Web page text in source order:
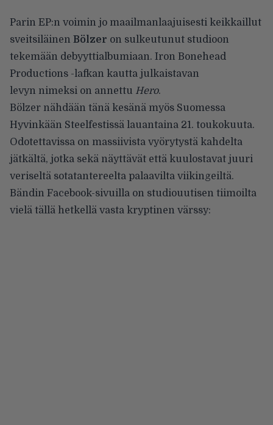
Parin EP:n voimin jo maailmanlaajuisesti keikkaillut
sveitsiläinen Bölzer on sulkeutunut studioon
tekemään debyyttialbumiaan. Iron Bonehead
Productions -lafkan kautta julkaistavan
levyn nimeksi on annettu Hero.
Bölzer nähdään tänä kesänä myös Suomessa
Hyvinkään Steelfestissä lauantaina 21. toukokuuta.
Odotettavissa on massiivista vyörytystä kahdelta
jätkältä, jotka sekä näyttävät että kuulostavat juuri
veriseltä sotatantereelta palaavilta viikingeiltä.
Bändin Facebook-sivuilla on studiouutisen tiimoilta
vielä tällä hetkellä vasta kryptinen värssy: